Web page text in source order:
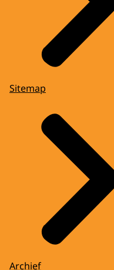
Sitemap
Archief